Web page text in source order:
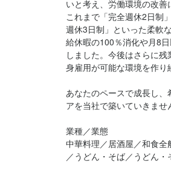
いと考え、労働環境の改善
これまで「完全週休2日制
週休3日制」といった柔軟
給休暇の100％消化や月8
しました。今後はさらに
身雇用が可能な環境を作り
あなたのペースで成長し、
アを当社で築いていきませ
業種／業態
中華料理／居酒屋／和食
／うどん・そば／うどん・
※つながらない場合は090-6615-4414まで
者：秋川（あきかわ）
24時間受付中！下記「応募フォームを開
トリーしてください。
※数日経っても連絡が無い場合は、WEB
れていない可能性がありますので、お手
【面接について】
面接は1回のみ。本社または、各勤務地で